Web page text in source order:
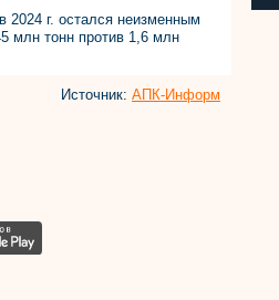
2024 г. остался неизменным
млн тонн против 1,6 млн
Источник: АПК-Информ